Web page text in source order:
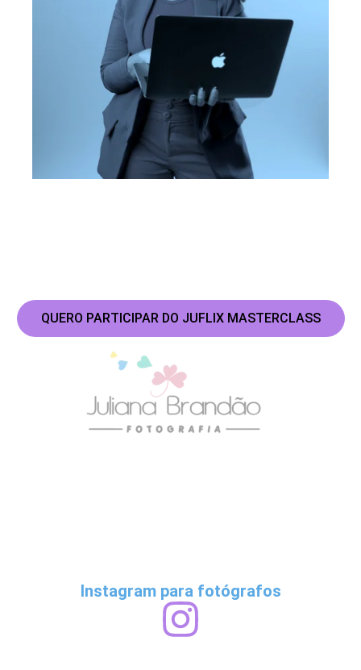
QUERO PARTICIPAR DO JUFLIX MASTERCLASS
Instagram para fotógrafos